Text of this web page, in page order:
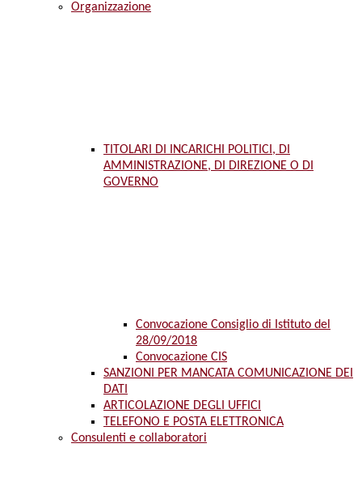
Organizzazione
TITOLARI DI INCARICHI POLITICI, DI
AMMINISTRAZIONE, DI DIREZIONE O DI
GOVERNO
Convocazione Consiglio di Istituto del
28/09/2018
Convocazione CIS
SANZIONI PER MANCATA COMUNICAZIONE DEI
DATI
ARTICOLAZIONE DEGLI UFFICI
TELEFONO E POSTA ELETTRONICA
Consulenti e collaboratori